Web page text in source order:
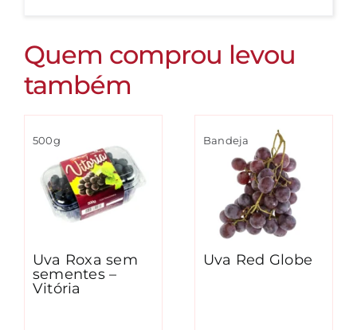
Quem comprou levou
também
500g
Uva Roxa sem
sementes –
Vitória
Bandeja
Uva Red Globe